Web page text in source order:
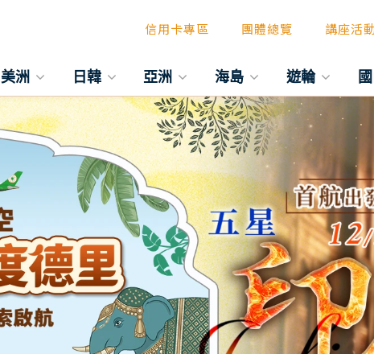
信用卡專區 團體總覽 講座活
美洲 日韓 亞洲 海島 遊輪